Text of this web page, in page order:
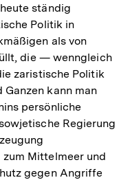
ständig
Politik in
als von
die — wenngleich
zaristische Politik
kann man
persönliche
Regierung
Mittelmeer und
gegen Angriffe